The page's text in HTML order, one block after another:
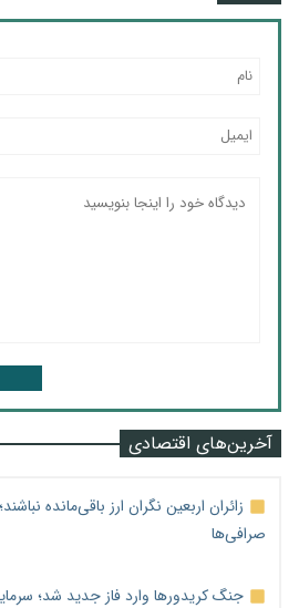
آخرین‌های اقتصادی
زائران اربعین نگران ارز باقی‌مانده
صرافی‌ها